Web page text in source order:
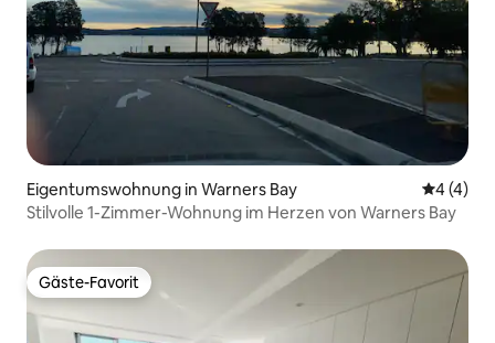
Eigentumswohnung in Warners Bay
4 (4)
Stilvolle 1-Zimmer-Wohnung im Herzen von Warners Bay
Gäste-Favorit
Gäste-Favorit